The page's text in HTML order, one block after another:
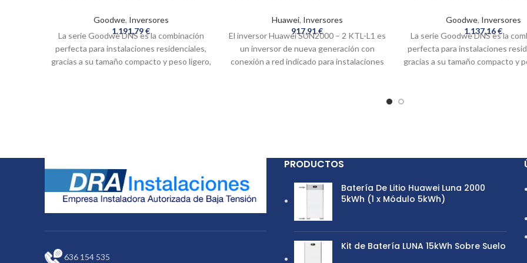
Goodwe, Inversores
1.191,79€
La serie Goodwe DNS es la combinación
perfecta para instalaciones residenciales,
gracias a su tamaño compacto y peso ligero,
inversores pueden ofrecer más opciones
para el sistema de su hogar.
Huawei, Inversores
917,91€
El inversor Huawei SUN2000 – 2 KTL-L1 es
un inversor de nueva generación con
conexión a red indicado para instalaciones
Goodwe, Inversores
1.137,16€
La serie Goodwe DNS es la
perfecta para instalaciones
gracias a su tamaño compacto y
voltaje más grande de 80-550
para el sistema de su
636 154 535
PRODUCTOS
Batería De Litio Huawei Luna 2000
5kWh (1 x Módulo 5kWh)
Kit de Batería LUNA 15kWh Sobre Suelo